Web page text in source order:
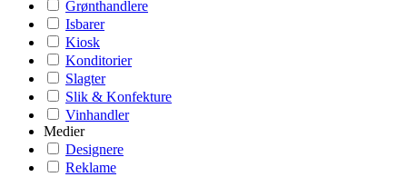
Grønthandlere
Isbarer
Kiosk
Konditorier
Slagter
Slik & Konfekture
Vinhandler
Medier
Designere
Reklame